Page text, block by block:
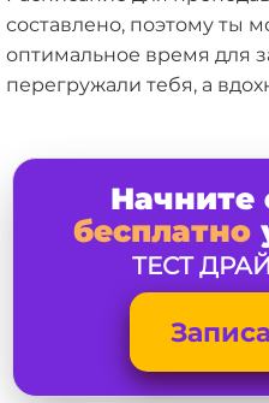
составлено, поэтому ты
оптимальное время для
перегружали тебя, а
Начните
бесплатно
ТЕСТ